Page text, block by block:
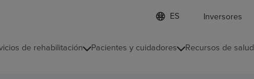
Lista
de
contraída
d
o
Inversores
de rehabilitación Pacientes y cuidadores Recursos de salud